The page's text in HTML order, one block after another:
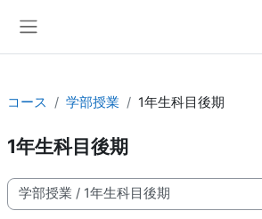
コース 学部授業 1年生科目後期
1年生科目後期
コースカテゴリ